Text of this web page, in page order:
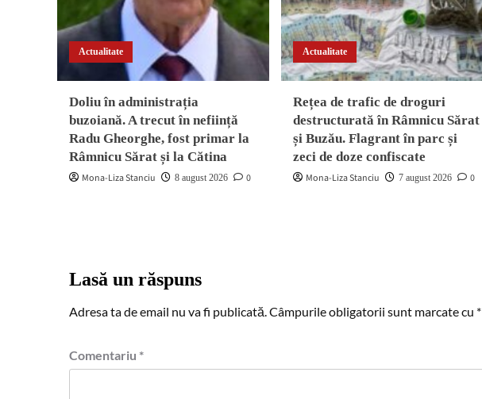
Actualitate
Doliu în administrația
buzoiană. A trecut în neființă
Radu Gheorghe, fost primar la
Râmnicu Sărat și la Cătina
Mona-Liza Stanciu 8 august 2026 0
Actualitate
Rețea de trafic de droguri
destructurată în Râmnicu Sărat
și Buzău. Flagrant în parc și
zeci de doze confiscate
Mona-Liza Stanciu 7 august 2026 0
Lasă un răspuns
Adresa ta de email nu va fi publicată.Câmpurile obligatorii sunt marcate cu *
Comentariu *